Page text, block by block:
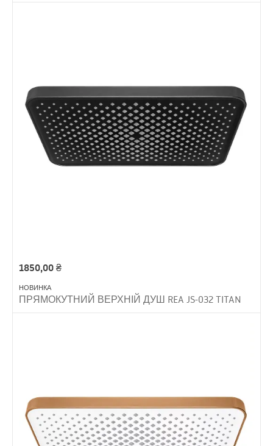
1850,00₴
НОВИНКА
ПРЯМОКУТНИЙ ВЕРХНІЙ ДУШ REA JS-032 TITAN